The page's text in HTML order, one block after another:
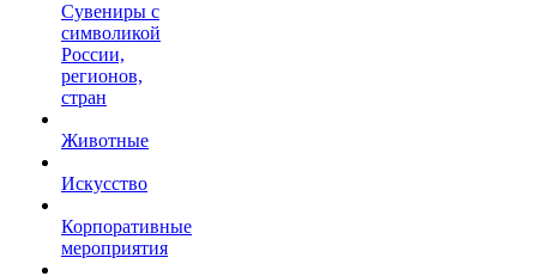
Сувениры с
символикой
России,
регионов,
стран
Животные
Искусство
Корпоративные
мероприятия